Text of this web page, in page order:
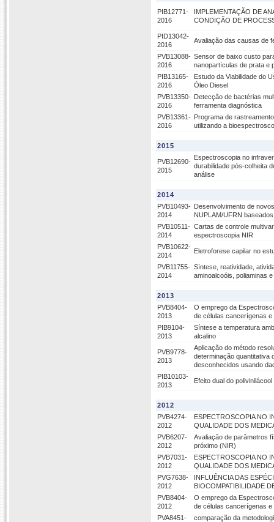
PIB12771-
2016
IMPLEMENTAÇÃO DE
CONDIÇÃO DE
PID13042-
2016
Avaliação das causas de
PVB13088-
2016
Sensor de baixo custo
nanopartículas de prata e
PIB13165-
2016
Estudo da Viabilidade do
Óleo Diesel
PVB13350-
2016
Detecção de bactérias
ferramenta diagnóstica
PVB13361-
2016
Programa de
utilizando a
2015
PVB12690-
2015
Espectroscopia no
durabilidade pós-colheita
análise
2014
PVB10493-
2014
Desenvolvimento de
NUPLAM/UFRN
PVB10511-
2014
Cartas de controle
espectroscopia NIR
PVB10622-
2014
Eletroforese capilar no
PVB11755-
2014
Síntese, reatividade,
aminoalcoóis, poliaminas
2013
PVB8404-
2013
O emprego da
de células cancerígenas
PIB9104-
2013
Síntese a temperatura
alcalino
PVB9778-
2013
Aplicação do método
determinação quantitativa
desconhecidos usando
PIB10103-
2013
Efeito dual do
2012
PVB4274-
2012
ESPECTROSCOPIA NO
QUALIDADE DOS
PVB6207-
2012
Avaliação de parâmetros
próximo (NIR)
PVB7031-
2012
ESPECTROSCOPIA NO
QUALIDADE DOS
PVG7638-
2012
INFLUÊNCIA DAS
BIOCOMPATIBILIDADE
PVB8404-
2012
O emprego da
de células cancerígenas
PVA8451-
comparação da